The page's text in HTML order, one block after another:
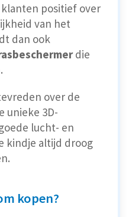
positief over
van het
dan ook
die
over de
unieke 3D-
lucht- en
kindje altijd droog
kopen?